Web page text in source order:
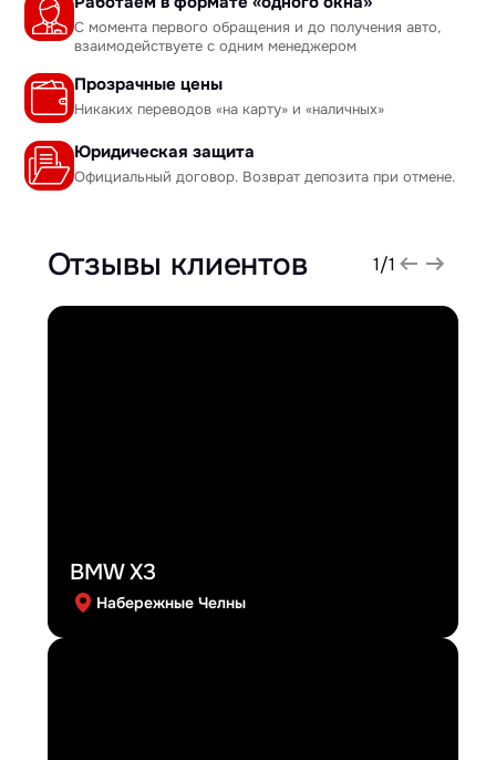
С момента первого обращения и до получения авто,
взаимодействуете с одним менеджером
Прозрачные цены
Никаких переводов «на карту» и «наличных»
Юридическая защита
Официальный договор. Возврат депозита при отмене.
Отзывы клиентов 1/1
BMW X3
Набережные Челны